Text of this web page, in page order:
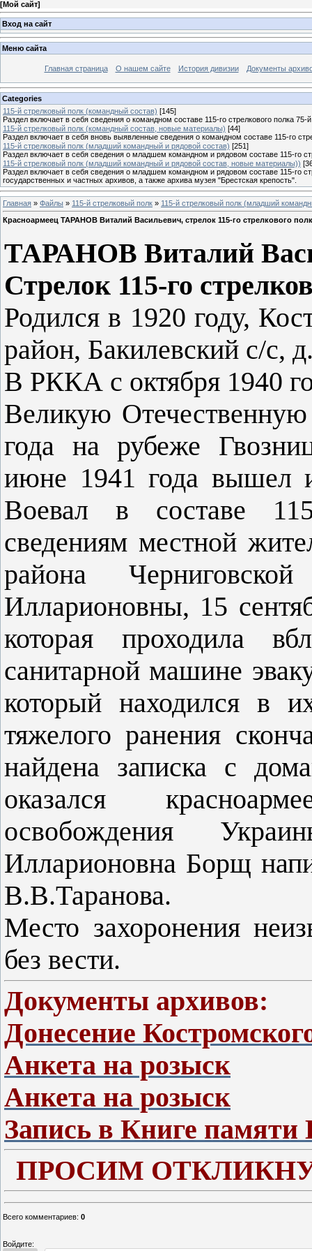
[Мой сайт]
Вход на сайт
Меню сайта
Главная страница О нашем сайте История дивизии Документы
Categories
115-й стрелковый полк (командный состав) [145]
Раздел включает в себя сведения о командном составе 115-го стрелкового полка 75-
115-й стрелковый полк (командный состав, новые материалы) [44]
Раздел включает в себя вновь выявленные сведения о командном составе 115-го
115-й стрелковый полк (младший командный и рядовой состав) [251]
Раздел включает в себя сведения о младшем командном и рядовом составе 115-го
115-й стрелковый полк (младший командный и рядовой состав, новые материалы))
Раздел включает в себя сведения о младшем командном и рядовом составе 115-го
государственных и частных архивов, а также архива музея "Брестская крепость".
Главная » Файлы » 115-й стрелковый полк » 115-й стрелковый полк (младший
Красноармеец ТАРАНОВ Виталий Васильевич, стрелок 115-го стрелкового
ТАРАНОВ Виталий
Стрелок 115-го
Родился в 1920 году,
район, Бакилевский с/с,
В РККА с октября 1940
Великую
года на рубеже
июне 1941 года вышел
Воевал в составе
сведениям местной
района
Илларионовны, 15
которая проходила
санитарной машине
который находился в
тяжелого ранения
найдена записка с
оказался
освобождения
Илларионовна Борщ
В.В.Таранова.
Место захоронения
без вести.
Документы архивов:
Донесение
Анкета на розыск
Анкета на розыск
Запись в Книге памяти
ПРОСИМ
Всего комментариев: 0
Войдите: